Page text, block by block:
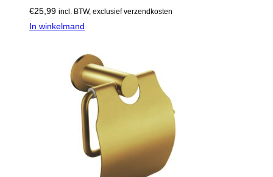
€25,99 incl. BTW, exclusief verzendkosten
In winkelmand